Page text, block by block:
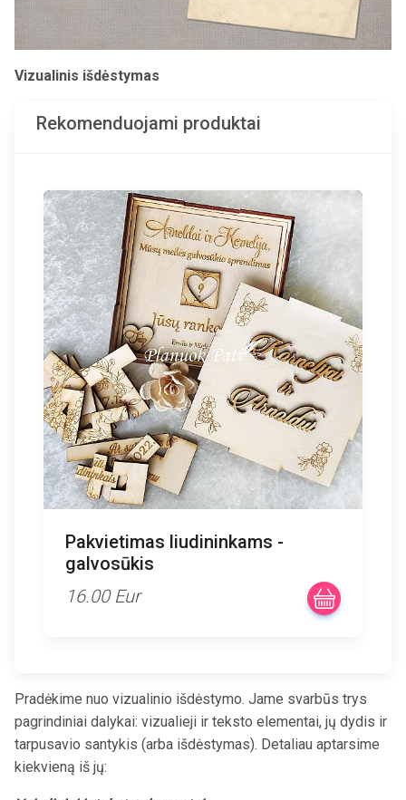
Vizualinis išdėstymas
Rekomenduojami produktai
Liudininkų kvietimas -
magnetukai atverčiamuose
rėmeliuose
Pradėkime nuo vizualinio išdėstymo. Jame svarbūs trys
pagrindiniai dalykai: vizualieji ir teksto elementai, jų dydis ir
tarpusavio santykis (arba išdėstymas). Detaliau aptarsime